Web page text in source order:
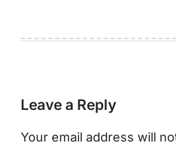
Leave a Reply
Your email address will